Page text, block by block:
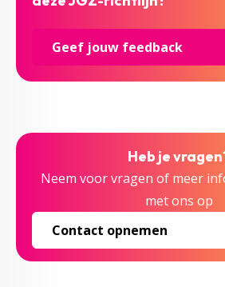
Geef jouw feedback
Heb je
Neem voor vragen of meer
met ons op
Contact opnemen